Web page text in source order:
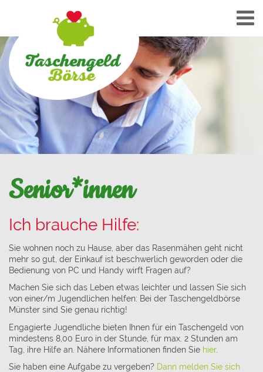
Senior*innen
Ich brauche Hilfe:
Sie wohnen noch zu Hause, aber das Rasenmähen geht nicht
mehr so gut, der Einkauf ist beschwerlich geworden oder die
Bedienung von PC und Handy wirft Fragen auf?
Machen Sie sich das Leben etwas leichter und lassen Sie sich
von einer/m Jugendlichen helfen: Bei der Taschengeldbörse
Münster sind Sie genau richtig!
Engagierte Jugendliche bieten Ihnen für ein Taschengeld von
mindestens 8,00 Euro in der Stunde, für max. 2 Stunden am
Tag, ihre Hilfe an. Nähere Informationen finden Sie hier.
Sie haben eine Aufgabe zu vergeben? Dann melden Sie sich